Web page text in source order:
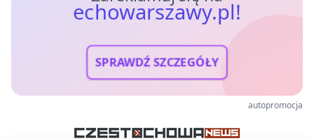
echowarszawy.pl!
SPRAWDŹ SZCZEGÓŁY
autopromocja